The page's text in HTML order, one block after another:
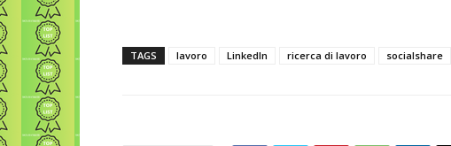
TAGS lavoro LinkedIn ricerca di lavoro socialshare